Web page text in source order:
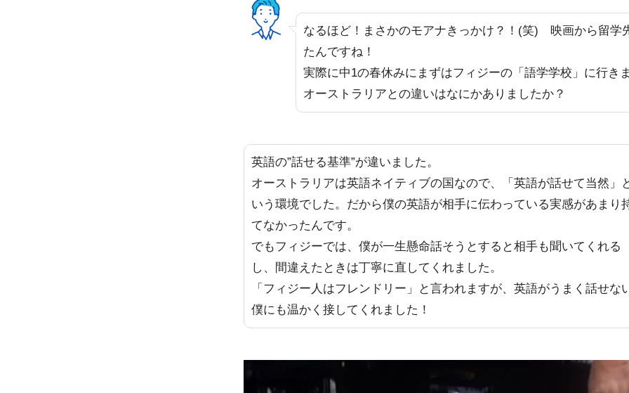
なるほど！まさかのモアナきっかけ？！(笑) 映画から留学
たんですね！
実際に中1の春休みにまずはフィジーの「語学学校」に行き
オーストラリアとの違いはなにかありましたか？
英語の”話せる基準”が違いました。
オーストラリアは英語ネイティブの国なので、「英語が話せて当然」
いう環境でした。だから僕の英語が相手に伝わっている実感があまり
てなかったんです。
でもフィジーでは、僕が一生懸命話そうとすると相手も聞いてくれる
し、間違えたときは丁寧に直してくれました。
「フィジー人はフレンドリー」と言われますが、英語がうまく話せな
僕にも温かく接してくれました！